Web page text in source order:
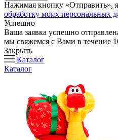
Нажимая кнопку «Отправить»,
обработку моих персональных
Успешно
Ваша заявка успешно
мы свяжемся с Вами в течение
Закрыть
Каталог
Каталог